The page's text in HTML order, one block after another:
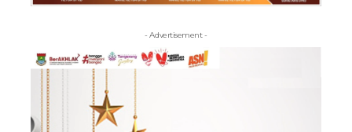
- Advertisement -